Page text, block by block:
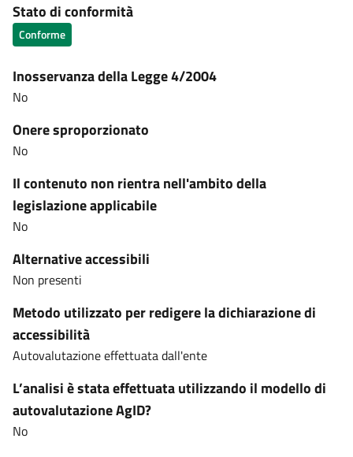
Stato di conformità
Conforme
Inosservanza della Legge 4/2004
No
Onere sproporzionato
No
Il contenuto non rientra nell'ambito della
legislazione applicabile
No
Alternative accessibili
Non presenti
Metodo utilizzato per redigere la dichiarazione di
accessibilità
Autovalutazione effettuata dall'ente
L’analisi è stata effettuata utilizzando il modello di
autovalutazione AgID?
No